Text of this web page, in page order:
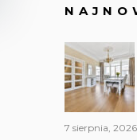
7 sierpnia, 2026